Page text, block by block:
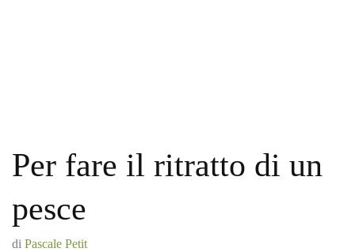
Per fare il ritratto di un
pesce
di Pascale Petit